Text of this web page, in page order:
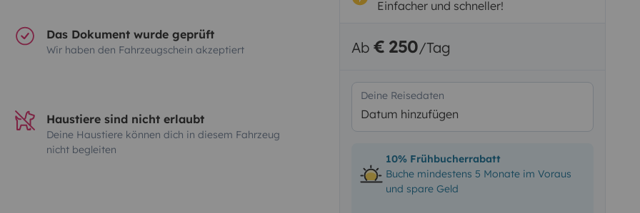
Das Dokument wurde geprüft
Wir haben den Fahrzeugschein akzeptiert
Haustiere sind nicht erlaubt
Deine Haustiere können dich in diesem Fahrzeug
nicht begleiten
Einfacher und schneller!
Ab € 250/Tag
Deine Reisedaten
Datum hinzufügen
10% Frühbucherrabatt
Buche mindestens 5 Monate im Voraus
und spare Geld